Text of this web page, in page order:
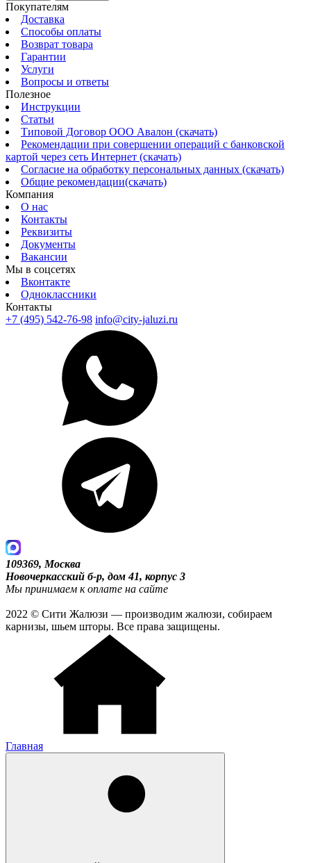
Покупателям
Доставка
Способы оплаты
Возврат товара
Гарантии
Услуги
Вопросы и ответы
Полезное
Инструкции
Статьи
Типовой Договор ООО Авалон (скачать)
Рекомендации при совершении операций с банковской
картой через сеть Интернет (скачать)
Согласие на обработку персональных данных (скачать)
Общие рекомендации(скачать)
Компания
О нас
Контакты
Реквизиты
Документы
Вакансии
Мы в соцсетях
Вконтакте
Одноклассники
Контакты
+7 (495) 542-76-98 info@city-jaluzi.ru
109369, Москва
Новочеркасский б-р, дом 41, корпус 3
Мы принимаем к оплате на сайте
2022 © Сити Жалюзи — производим жалюзи, собираем
карнизы, шьем шторы. Все права защищены.
Главная